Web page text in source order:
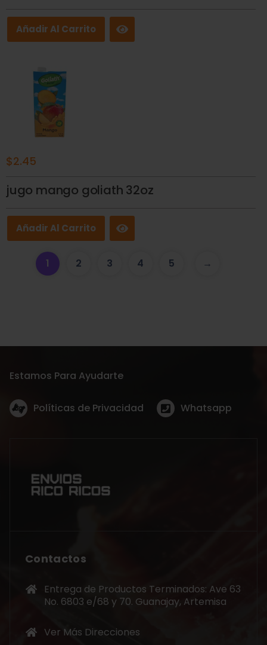
Añadir Al Carrito
$2.45
jugo mango goliath 32oz
Añadir Al Carrito
1 2 3 4 5 →
Estamos Para Ayudarte
Políticas de Privacidad Whatsapp
Contactos
Entrega de Productos Terminados: Ave 63
No. 6803 e/68 y 70. Guanajay, Artemisa
Ver Más Direcciones